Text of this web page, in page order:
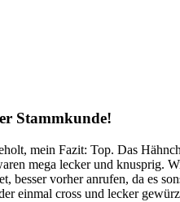
Stammkunde!
mein Fazit: Top. Das
mega lecker und knusprig.
besser vorher anrufen, da es
einmal cross und lecker